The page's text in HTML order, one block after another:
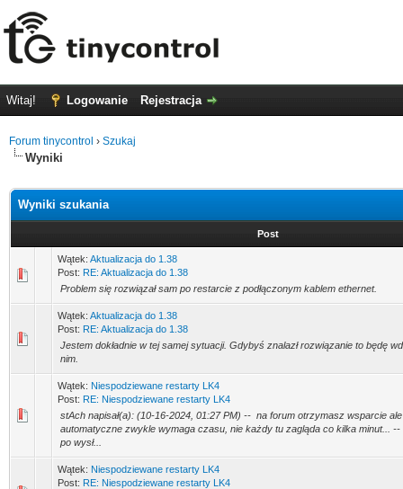
Witaj! Logowanie Rejestracja
Forum tinycontrol › Szukaj
Wyniki
Wyniki szukania
Post
Wątek: Aktualizacja do 1.38
Post: RE: Aktualizacja do 1.38
Problem się rozwiązał sam po restarcie z podłączonym kablem ethernet.
Wątek: Aktualizacja do 1.38
Post: RE: Aktualizacja do 1.38
Jestem dokładnie w tej samej sytuacji. Gdybyś znalazł rozwiązanie to będę
nim.
Wątek: Niespodziewane restarty LK4
Post: RE: Niespodziewane restarty LK4
stAch napisał(a): (10-16-2024, 01:27 PM) -- na forum otrzymasz wsparcie
automatyczne zwykle wymaga czasu, nie każdy tu zagląda co kilka minut... --
po wysł...
Wątek: Niespodziewane restarty LK4
Post: RE: Niespodziewane restarty LK4